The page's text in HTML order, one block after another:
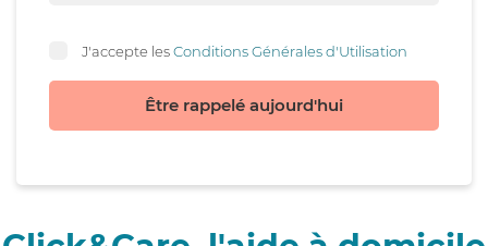
J'accepte lesConditions Générales d'Utilisation
Être rappelé aujourd'hui